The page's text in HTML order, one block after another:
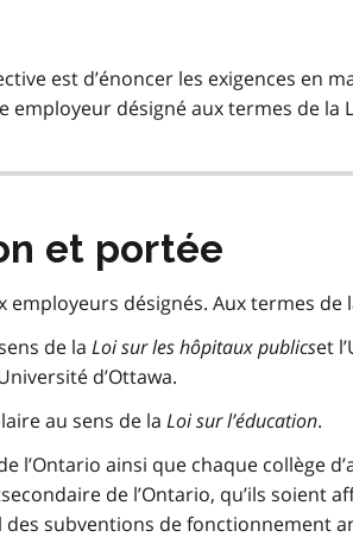
est d’énoncer les exigences en
employeur désigné aux termes de la
et portée
employeurs désignés. Aux termes de
de la Loi sur les hôpitaux publicset
d’Ottawa.
au sens de la Loi sur l’éducation.
l’Ontario ainsi que chaque collège
de l’Ontario, qu’ils soient
des subventions de fonctionnement